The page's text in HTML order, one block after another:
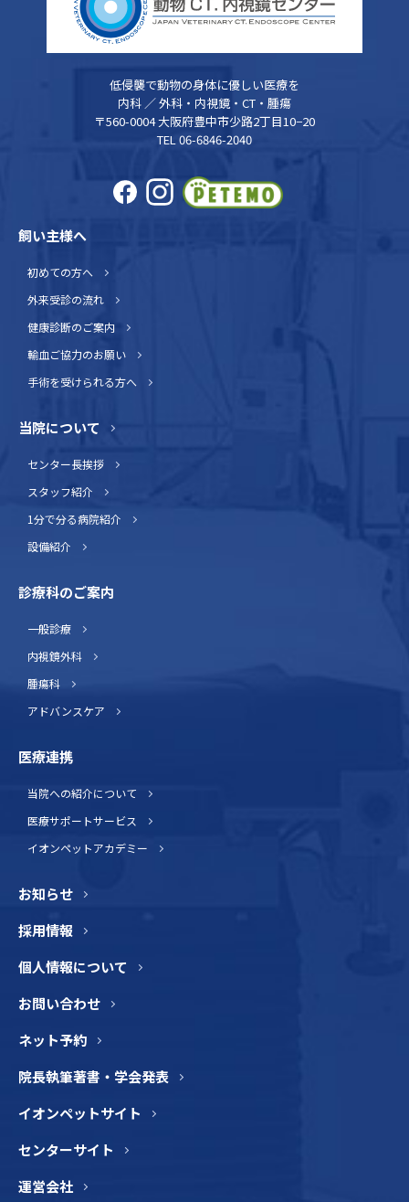
低侵襲で動物の身体に優しい医療を
内科 ／ 外科・内視鏡・CT・腫瘍
〒560-0004 大阪府豊中市少路2丁目10−20
TEL 06-6846-2040
飼い主様へ
初めての方へ
外来受診の流れ
健康診断のご案内
輸血ご協力のお願い
手術を受けられる方へ
当院について
センター長挨拶
スタッフ紹介
1分で分る病院紹介
設備紹介
診療科のご案内
一般診療
内視鏡外科
腫瘍科
アドバンスケア
医療連携
当院への紹介について
医療サポートサービス
イオンペットアカデミー
お知らせ
採用情報
個人情報について
お問い合わせ
ネット予約
院長執筆著書・学会発表
イオンペットサイト
センターサイト
運営会社